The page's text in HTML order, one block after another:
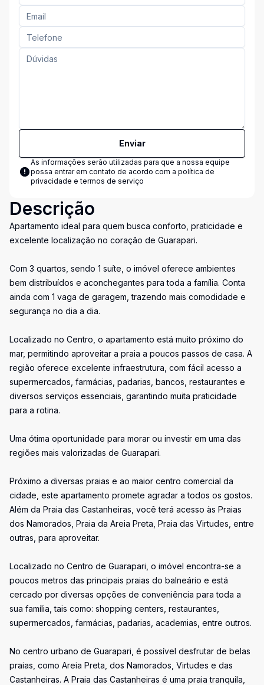
Enviar
As informações serão utilizadas para que a nossa equipe
possa entrar em contato de acordo com a política de
privacidade e termos de serviço
Descrição
Apartamento ideal para quem busca conforto, praticidade e
excelente localização no coração de Guarapari.
Com 3 quartos, sendo 1 suíte, o imóvel oferece ambientes
bem distribuídos e aconchegantes para toda a família. Conta
ainda com 1 vaga de garagem, trazendo mais comodidade e
segurança no dia a dia.
Localizado no Centro, o apartamento está muito próximo do
mar, permitindo aproveitar a praia a poucos passos de casa. A
região oferece excelente infraestrutura, com fácil acesso a
supermercados, farmácias, padarias, bancos, restaurantes e
diversos serviços essenciais, garantindo muita praticidade
para a rotina.
Uma ótima oportunidade para morar ou investir em uma das
regiões mais valorizadas de Guarapari.
Próximo a diversas praias e ao maior centro comercial da
cidade, este apartamento promete agradar a todos os gostos.
Além da Praia das Castanheiras, você terá acesso às Praias
dos Namorados, Praia da Areia Preta, Praia das Virtudes, entre
outras, para aproveitar.
Localizado no Centro de Guarapari, o imóvel encontra-se a
poucos metros das principais praias do balneário e está
cercado por diversas opções de conveniência para toda a
sua família, tais como: shopping centers, restaurantes,
supermercados, farmácias, padarias, academias, entre outros.
No centro urbano de Guarapari, é possível desfrutar de belas
praias, como Areia Preta, dos Namorados, Virtudes e das
Castanheiras. A Praia das Castanheiras é uma praia tranquila,